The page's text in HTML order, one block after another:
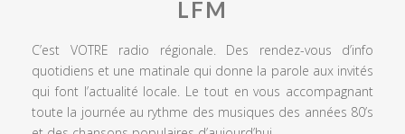
LFM
C’est VOTRE radio régionale. Des rendez-vous d’info
quotidiens et une matinale qui donne la parole aux invités
qui font l’actualité locale. Le tout en vous accompagnant
toute la journée au rythme des musiques des années 80’s